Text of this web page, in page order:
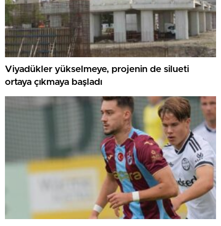
Viyadükler yükselmeye, projenin de silueti
ortaya çıkmaya başladı